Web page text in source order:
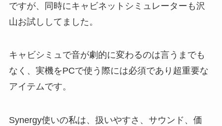
ですが、同時にキャビネットシミュレーターも沢
山お試ししてました。
キャビシミュで音が劇的に変わるのは言うまでも
なく、実機をPCで使う際には必須であり超重要な
アイテムです。
Synergy使いの私は、扱いやすさ、サウンド、価